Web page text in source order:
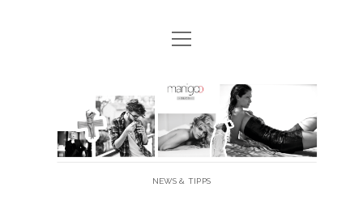
MANIGOO BLOG
MANIGOO MODELS
IMPRESSUM & DATENSCHUTZ
Menü
öffnen
Manigoo
NEWS & TIPPS